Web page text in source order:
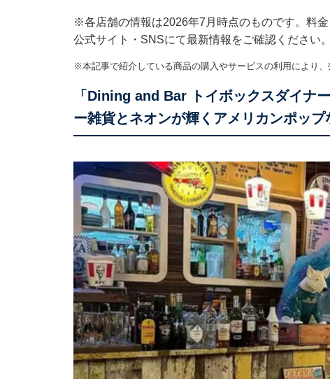
※各店舗の情報は2026年7月時点のものです。料
公式サイト・SNSにて最新情報をご確認ください。
※本記事で紹介している商品の購入やサービスの利用により
「Dining and Bar トイボックスダイナ
ー雑貨とネオンが輝くアメリカンポップ